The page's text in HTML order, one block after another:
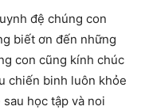
đệ chúng con
biết ơn đến những
con cũng kính chúc
chiến binh luôn khỏe
học tập và noi